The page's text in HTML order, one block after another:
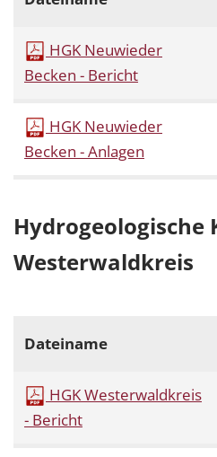
HGK Neuwieder
Becken - Bericht
HGK Neuwieder
Becken - Anlagen
Hydrogeologische
Westerwaldkreis
Dateiname
HGK Westerwaldkreis
- Bericht